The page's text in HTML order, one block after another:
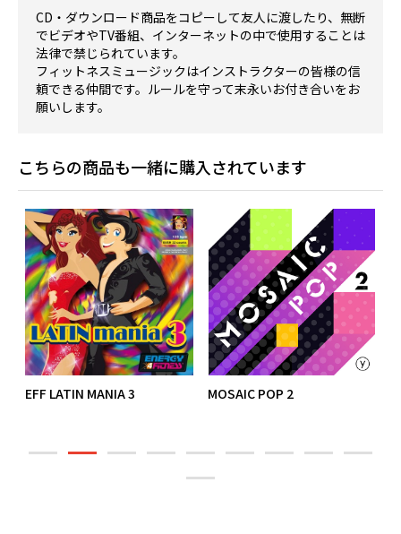
CD・ダウンロード商品をコピーして友人に渡したり、無断
でビデオやTV番組、インターネットの中で使用することは
法律で禁じられています。
フィットネスミュージックはインストラクターの皆様の信
頼できる仲間です。ルールを守って末永いお付き合いをお
願いします。
こちらの商品も一緒に購入されています
EFF LATIN MANIA 3 MOSAIC POP 2